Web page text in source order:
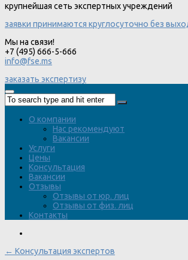
крупнейшая сеть экспертных учреждений
заявки принимаются круглосуточно без
Мы на связи!
+7 (495) 666-5-666
info@fse.ms
заказать экспертизу
О компании
Нас рекомендуют
Вакансии
Услуги
Цены
Консультация
Вакансии
Отзывы
Отзывы от юр. лиц
Отзывы от физ. лиц
Контакты
← Консультация экспертов